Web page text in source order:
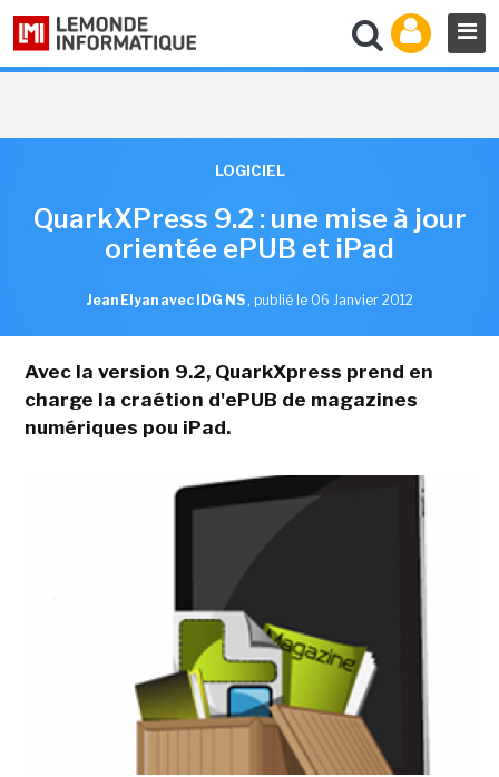
LOGICIEL
QuarkXPress 9.2 : une mise à jour
orientée ePUB et iPad
Jean Elyan avec IDG NS , publié le 06 Janvier 2012
Avec la version 9.2, QuarkXpress prend en
charge la craétion d'ePUB de magazines
numériques pou iPad.